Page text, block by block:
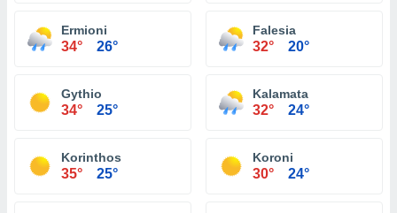
Ermioni
34° 26°
Falesia
32° 20°
Gythio
34° 25°
Kalamata
32° 24°
Korinthos
35° 25°
Koroni
30° 24°